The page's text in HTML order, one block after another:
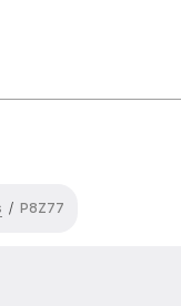
/ P8Z77